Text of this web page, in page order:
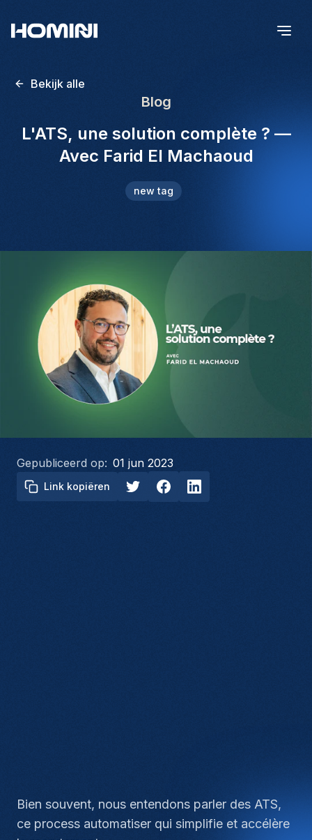
Bekijk alle
Blog
L'ATS, une solution complète ? —
Avec Farid El Machaoud
new tag
Gepubliceerd op: 01 jun 2023
Link kopiëren
Bien souvent, nous entendons parler des ATS,
ce process automatiser qui simplifie et accélère